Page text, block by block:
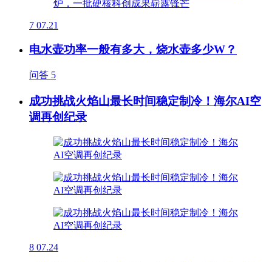
7 07.21
电水壶功率一般有多大，烧水壶多少W？
问答 5
成功挑战火焰山最长时间稳定制冷！海尔AI空
调再创纪录
8 07.24